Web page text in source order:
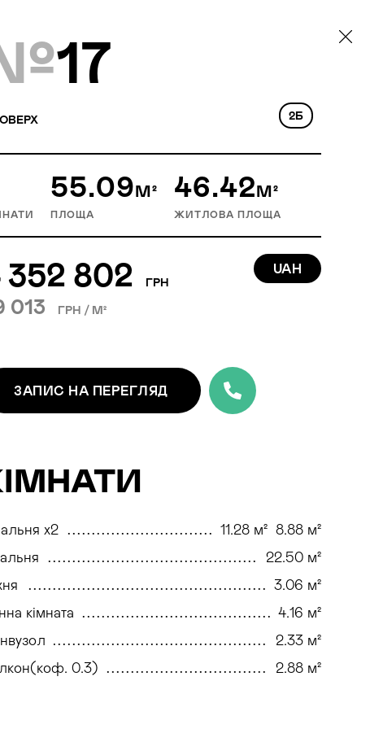
17
2Б
55.09М²
ПЛОЩА
46.42М²
ЖИТЛОВА ПЛОЩА
352 802 ГРН
013 ГРН / М²
UAH
ЗАПИС НА ПЕРЕГЛЯД
x2 11.28 м² 8.88 м²
22.50 м²
3.06 м²
кімната
4.16 м²
2.33 м²
0.3)
2.88 м²